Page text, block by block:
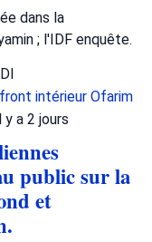
dans la
; l'IDF enquête.
intérieur Ofarim
Il y a 2 jours
public sur la
et